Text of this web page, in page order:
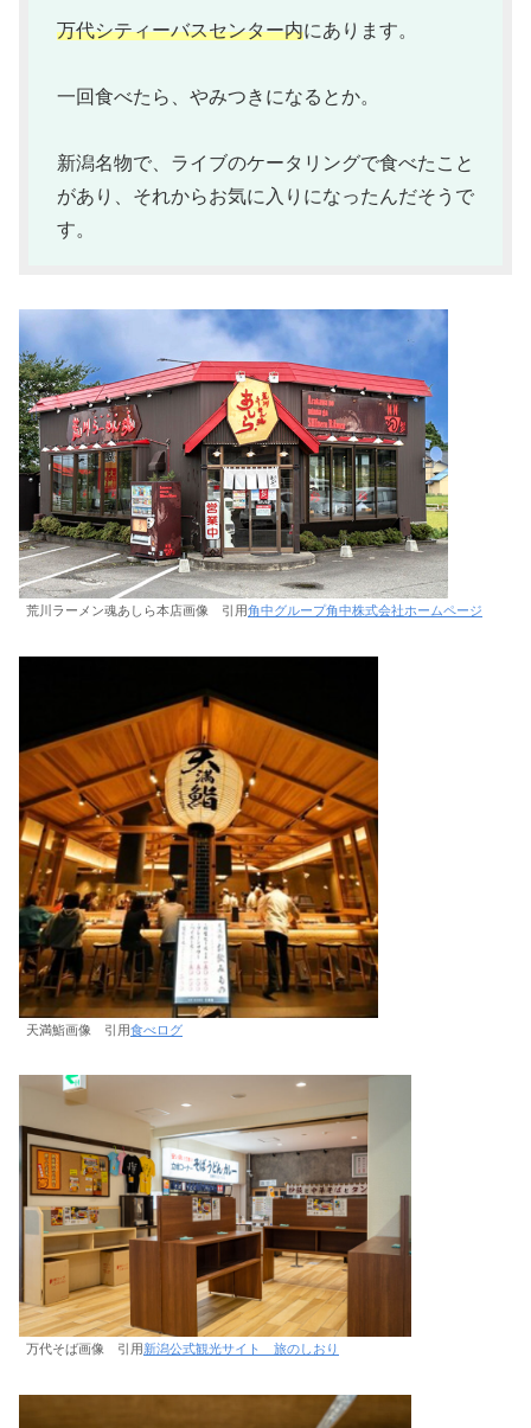
万代シティーバスセンター内にあります。
一回食べたら、やみつきになるとか。
新潟名物で、ライブのケータリングで食べたこと
があり、それからお気に入りになったんだそうで
す。
荒川ラーメン魂あしら本店画像 引用角中グループ角中株式会社ホームページ
天満鮨画像 引用食べログ
万代そば画像 引用新潟公式観光サイト 旅のしおり